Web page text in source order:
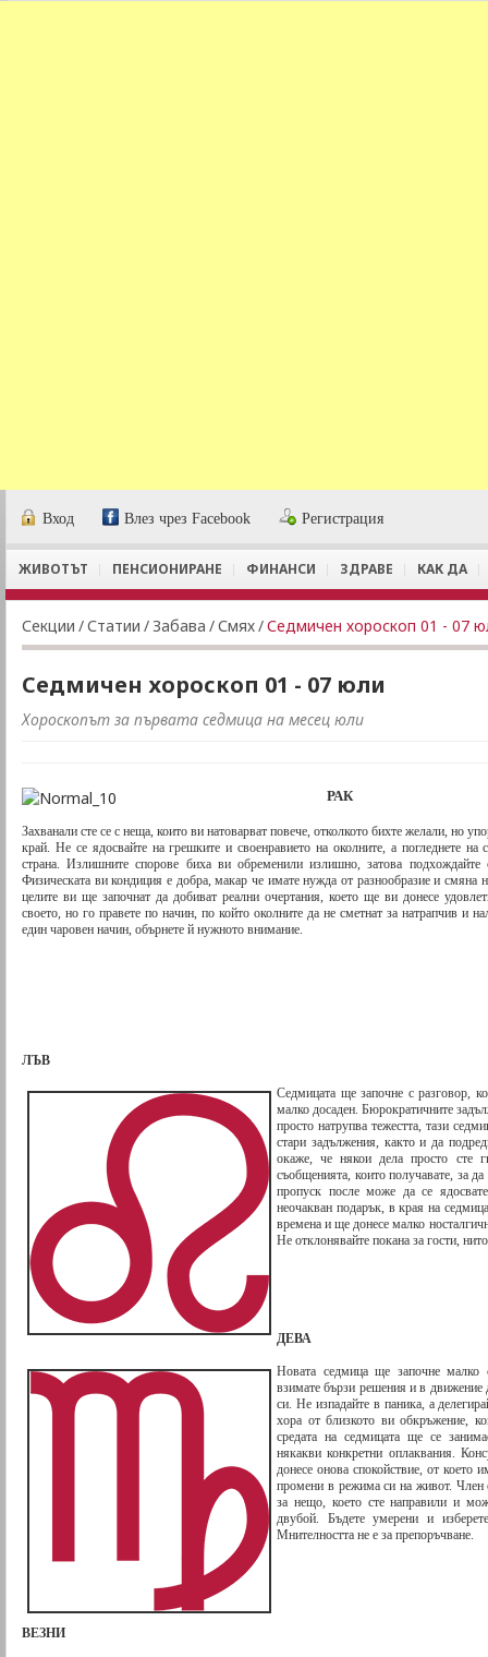
Вход Влез чрез Facebook Регистрация
ЖИВОТЪТ ПЕНСИОНИРАНЕ ФИНАНСИ ЗДРАВЕ КАК ДА
Секции /Статии / Забава /Смях/Седмичен хороскоп 01 - 07
Седмичен хороскоп 01 - 07 юли
Хороскопът за първата седмица на месец юли
РАК
Захванали сте се с неща, които ви натоварват повече, отколкото бихте желали, но
край. Не се ядосвайте на грешките и своенравието на околните, а погледнете
страна. Излишните спорове биха ви обременили излишно, затова
Физическата ви кондиция е добра, макар че имате нужда от разнообразие и смяна
целите ви ще започнат да добиват реални очертания, което ще ви донесе
своето, но го правете по начин, по който околните да не сметнат за натрапчив и
един чаровен начин, обърнете й нужното внимание.
ЛЪВ
Седмицата ще започне с разговор,
малко досаден. Бюрократичните
просто натрупва тежестта, тази
стари задължения, както и да
окаже, че някои дела просто сте
съобщенията, които получавате, за
пропуск после може да се
неочакван подарък, в края на
времена и ще донесе малко
Не отклонявайте покана за гости,
ДЕВА
Новата седмица ще започне
взимате бързи решения и в движение
си. Не изпадайте в паника, а
хора от близкото ви обкръжение,
средата на седмицата ще се
някакви конкретни оплаквания.
донесе онова спокойствие, от което
промени в режима си на живот. Член
за нещо, което сте направили и
двубой. Бъдете умерени и
Мнителността не е за препоръчване.
ВЕЗНИ